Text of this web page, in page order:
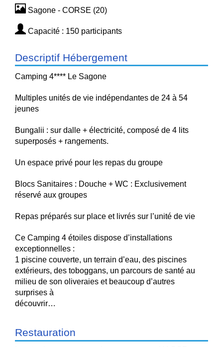
Sagone - CORSE (20)
Capacité : 150 participants
Descriptif Hébergement
Camping 4**** Le Sagone
Multiples unités de vie indépendantes de 24 à 54
jeunes
Bungalii : sur dalle + électricité, composé de 4 lits
superposés + rangements.
Un espace privé pour les repas du groupe
Blocs Sanitaires : Douche + WC : Exclusivement
réservé aux groupes
Repas préparés sur place et livrés sur l’unité de vie
Ce Camping 4 étoiles dispose d’installations
exceptionnelles :
1 piscine couverte, un terrain d’eau, des piscines
extérieurs, des toboggans, un parcours de santé au
milieu de son oliveraies et beaucoup d’autres
surprises à
découvrir…
Restauration